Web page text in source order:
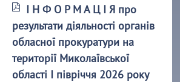
І Н Ф О Р М А Ц І Я про
результати діяльності органів
обласної прокуратури на
території Миколаївської
області І півріччя 2026 року